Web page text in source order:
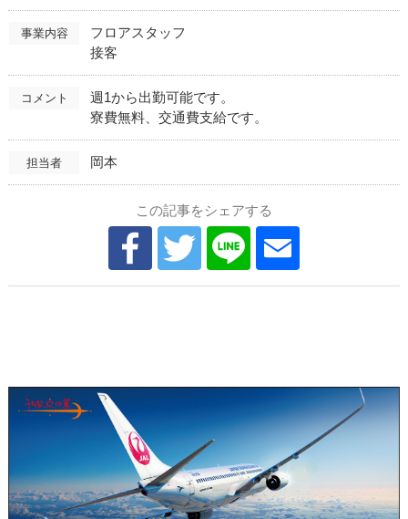
事業内容
フロアスタッフ
接客
コメント
週1から出勤可能です。
寮費無料、交通費支給です。
担当者 岡本
この記事をシェアする